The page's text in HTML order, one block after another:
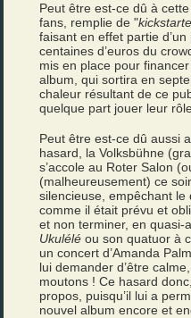
Peut être est-ce dû à
fans, remplie de "
faisant en effet partie
centaines d’euros du
mis en place pour
album, qui sortira en
chaleur résultant de ce
quelque part jouer leur
Peut être est-ce dû aussi
hasard, la Volksbühne
s’accole au Roter Salon
(malheureusement) ce
silencieuse, empêchant
comme il était prévu et
et non terminer, en
Ukulélé ou son quatuor à
un concert d’Amanda
lui demander d’être
moutons ! Ce hasard
propos, puisqu’il lui a
nouvel album encore et